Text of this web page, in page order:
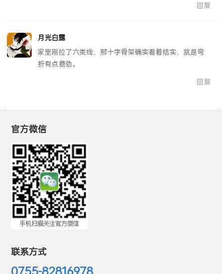
回复
月光白露
家里刚拉了六类线，那十字骨架确实看着结实，就是弯
折有点费劲。
回复
官方微信
联系方式